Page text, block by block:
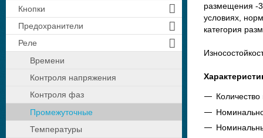
размещения -
условиях,
категория
Количество
Кнопки
Предохранители
Реле
Времени
Контроля напряжения
Контроля фаз
Промежуточные
Температуры